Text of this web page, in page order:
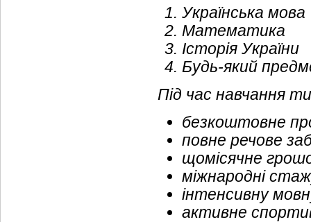
Українська мова
Математика
Історія України
Будь-який
Під час навчання
безкоштовне
повне речове
щомісячне
міжнародні
інтенсивну
активне